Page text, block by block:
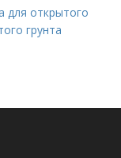
для открытого
грунта